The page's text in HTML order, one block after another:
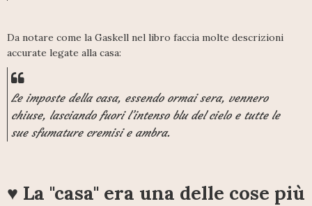
Da notare come la Gaskell nel libro faccia molte descrizioni
accurate legate alla casa:
Le imposte della casa, essendo ormai sera, vennero
chiuse, lasciando fuori l’intenso blu del cielo e tutte le
sue sfumature cremisi e ambra.
♥ La "casa" era una delle cose più